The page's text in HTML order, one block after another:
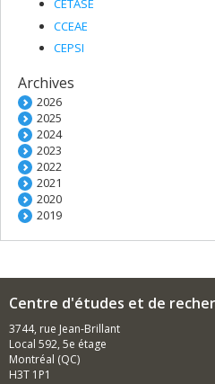
CETASE
CCEAE
CEPSI
Archives
2026
2025
2024
2023
2022
2021
2020
2019
Centre d'études et de
3744, rue Jean-Brillant
Local 592, 5e étage
Montréal (QC)
H3T 1P1